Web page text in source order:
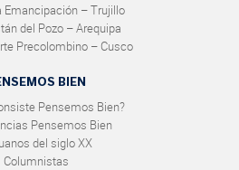
Emancipación – Trujillo
del Pozo – Arequipa
Precolombino – Cusco
BIEN
Pensemos Bien?
Pensemos Bien
del siglo XX
Columnistas